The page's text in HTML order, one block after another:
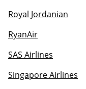
Royal Jordanian
RyanAir
SAS Airlines
Singapore Airlines